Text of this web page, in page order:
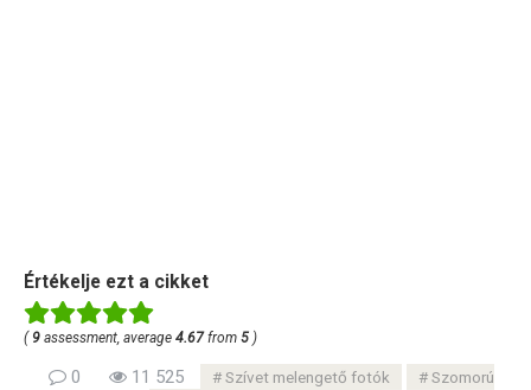
Értékelje ezt a cikket
( 9 assessment, average 4.67from 5 )
0 11 525 Szívet melengető fotók
Szomorú